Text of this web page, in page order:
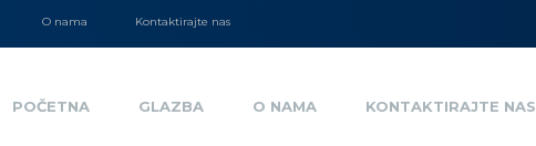
O nama Kontaktirajte nas
POČETNA GLAZBA O NAMA KONTAKTIRAJTE NAS